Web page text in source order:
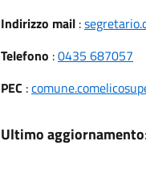
Indirizzo mail:
Telefono :0435 687057
PEC :
Ultimo aggiornamento